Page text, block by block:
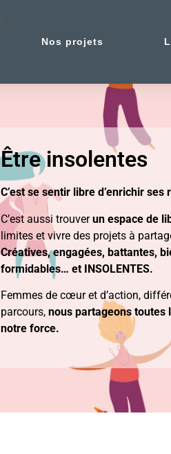
Nos projets
Être insolentes
C’est se sentir libre d’enrichir
C’est aussi trouverun espace de
limites et vivre des projets à
Créatives, engagées, battantes,
formidables… et INSOLENTES.
Femmes de cœur et d’action,
parcours,nous partageons toutes
notre force.